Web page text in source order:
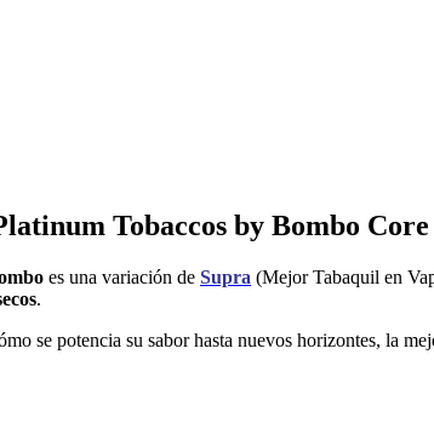
Tobaccos by Bombo
es una variación de Supra (Mejor Tabaquil en
.
se potencia su sabor hasta nuevos horizontes, la